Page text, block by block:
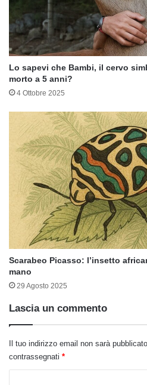
Lo sapevi che Bambi, il cervo
morto a 5 anni?
4 Ottobre 2025
Scarabeo Picasso: l’insetto
mano
29 Agosto 2025
Lascia un commento
Il tuo indirizzo email non sarà
contrassegnati *